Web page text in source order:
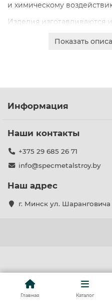
и химическому
Изделия изготавливаются
прочность, долговечность
оптимальный вариант для
Показать
Информация
Наши контакты
+375 29 685 26 71
info@specmetalstroy.by
Наш адрес
г. Минск ул. Шаранговича
Главная Каталог